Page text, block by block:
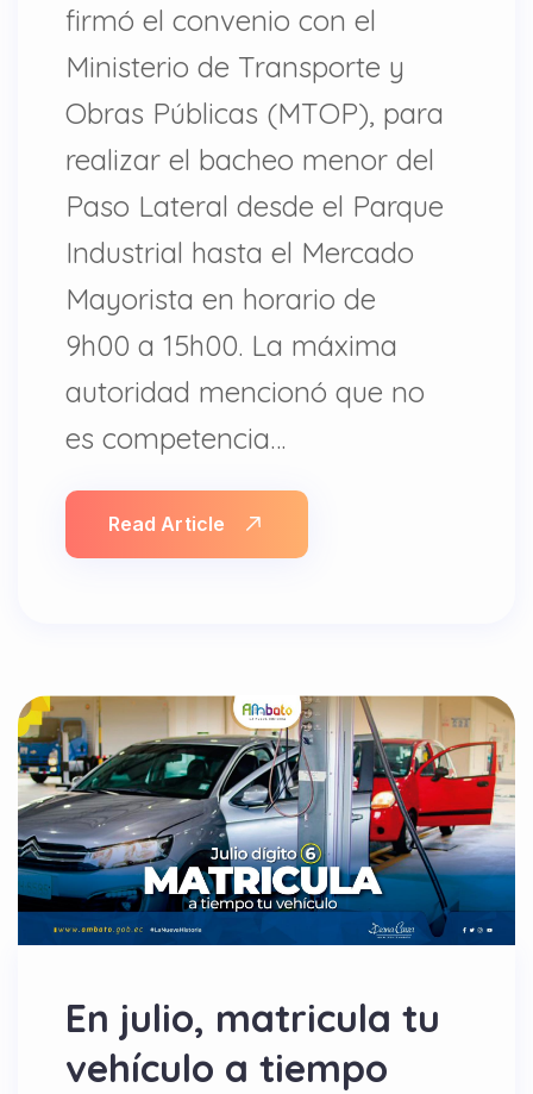
firmó el convenio con el
Ministerio de Transporte y
Obras Públicas (MTOP), para
realizar el bacheo menor del
Paso Lateral desde el Parque
Industrial hasta el Mercado
Mayorista en horario de
9h00 a 15h00. La máxima
autoridad mencionó que no
es competencia…
Read Article
En julio, matricula tu
vehículo a tiempo